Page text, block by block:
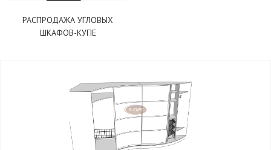
РАСПРОДАЖА УГЛОВЫХ
ШКАФОВ-КУПЕ